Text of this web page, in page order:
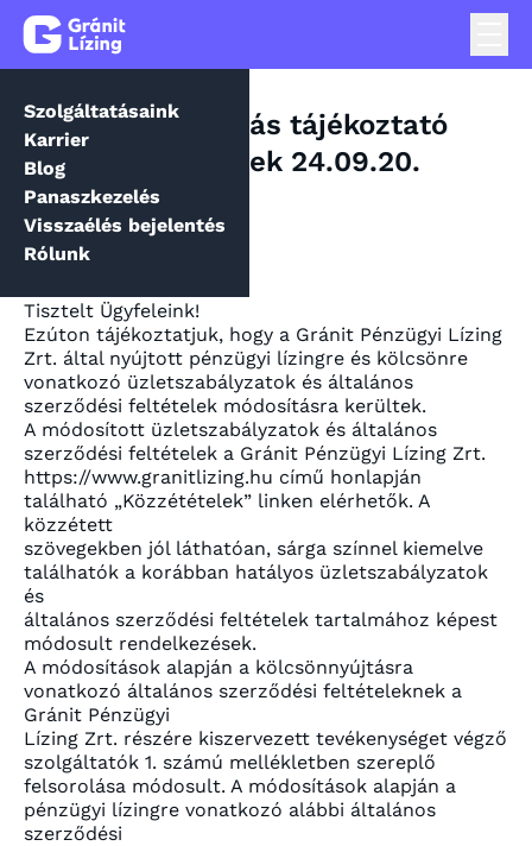
Szolgáltatásaink
Karrier
Blog
Panaszkezelés
Visszaélés bejelentés
Rólunk
ÁSZF változás tájékoztató
ügyfeleknek 24.09.20.
Tisztelt Ügyfeleink!
Ezúton tájékoztatjuk, hogy a Gránit Pénzügyi Lízing
Zrt. által nyújtott pénzügyi lízingre és kölcsönre
vonatkozó üzletszabályzatok és általános
szerződési feltételek módosításra kerültek.
A módosított üzletszabályzatok és általános
szerződési feltételek a Gránit Pénzügyi Lízing Zrt.
https://www.granitlizing.hu című honlapján
található „Közzétételek” linken elérhetők. A
közzétett
szövegekben jól láthatóan, sárga színnel kiemelve
találhatók a korábban hatályos üzletszabályzatok
és
általános szerződési feltételek tartalmához képest
módosult rendelkezések.
A módosítások alapján a kölcsönnyújtásra
vonatkozó általános szerződési feltételeknek a
Gránit Pénzügyi
Lízing Zrt. részére kiszervezett tevékenységet végző
szolgáltatók 1. számú mellékletben szereplő
felsorolása módosult. A módosítások alapján a
pénzügyi lízingre vonatkozó alábbi általános
szerződési